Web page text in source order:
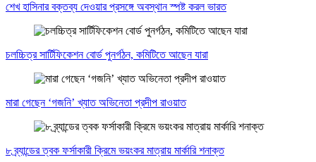
শেখ হাসিনার বক্তব্য দেওয়ার প্রসঙ্গে অবস্থান স্পষ্ট করল ভারত
চলচ্চিত্র সার্টিফিকেশন বোর্ড পুনর্গঠন, কমিটিতে আছেন যারা
মারা গেছেন ‘গজনি’ খ্যাত অভিনেতা প্রদীপ রাওয়াত
৮ ব্র্যান্ডের ত্বক ফর্সাকারী ক্রিমে ভয়ংকর মাত্রায় মার্কারি শনাক্ত